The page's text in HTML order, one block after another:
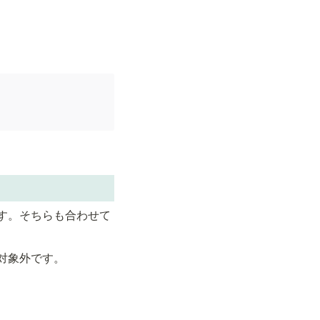
。そちらも合わせて
外です。